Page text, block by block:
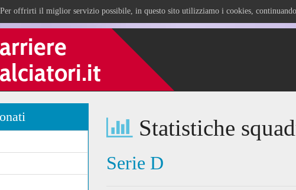
Per offrirti il miglior servizio possibile, in questo sito utilizziamo i cookies,
Statistiche
Serie D